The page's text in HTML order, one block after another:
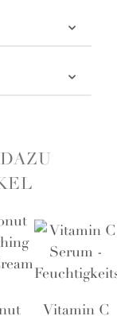
Vitamin C